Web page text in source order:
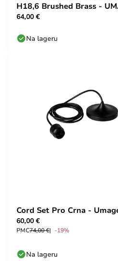
H18,6 Brushed Brass -
64,00 €
Na lageru
Cord Set Pro Crna -
60,00 €
PMC74,00 € -19%
Na lageru